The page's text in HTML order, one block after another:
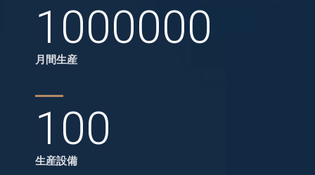
1000000
月間生産
100
生産設備